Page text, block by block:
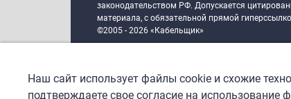
законодательством РФ. Допускается
материала, с обязательной прямой
©2005 - 2026 «Кабельщик»
DrupalCoder — поддержка сайта c 2017 года
Наш сайт использует файлы cookie и схожие
подтверждаете свое согласие на использование